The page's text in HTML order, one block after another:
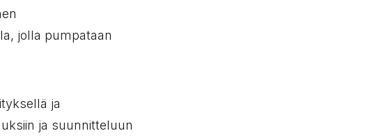
jolla pumpataan
ja
ja suunnitteluun